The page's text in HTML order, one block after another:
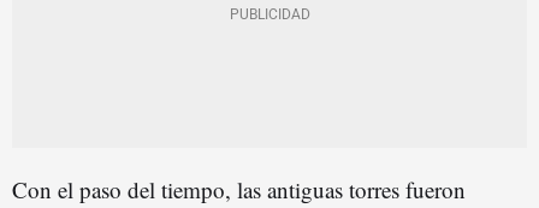
Con el paso del tiempo, las antiguas torres fueron